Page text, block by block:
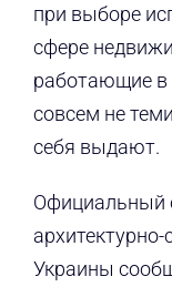
при выборе
сфере
работающие в
совсем не
себя выдают.
Официальный
Украины